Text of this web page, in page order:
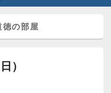
徳の部屋
）